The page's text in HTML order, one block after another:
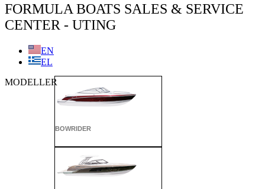
FORMULA BOATS SALES & SERVICE
CENTER - UTING
EN
EL
MODELLER
BOWRIDER